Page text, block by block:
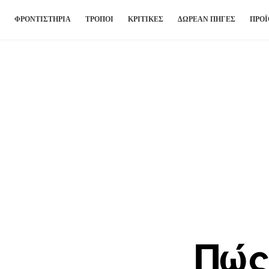
ΦΡΟΝΤΙΣΤΉΡΙΑ ΤΡΟΠΟΙ ΚΡΙΤΙΚΈΣ ΔΩΡΕΆΝ ΠΗΓΈΣ